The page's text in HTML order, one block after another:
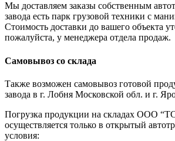
Мы доставляем заказы собственным
завода есть парк грузовой техники с
Стоимость доставки до вашего объекта
пожалуйста, у менеджера отдела продаж.
Самовывоз со склада
Также возможен самовывоз готовой
завода в г. Лобня Московской обл. и г.
Погрузка продукции на складах ООО
осуществляется только в открытый
условия: